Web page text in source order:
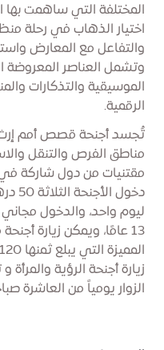
المختلفة التي ساهمت بها
اختيار الذهاب في رحلة
والتفاعل مع المعارض
وتشمل العناصر المعروضة
الموسيقية والتذكارات
الرقمية.
مناطق الفرص والتنقل
مقتنيات من دول شاركة
ليوم واحد، والدخول
13 عامًا، ويمكن زيارة
زيارة أجنحة الرؤية
الزوار يومياً من العاشرة